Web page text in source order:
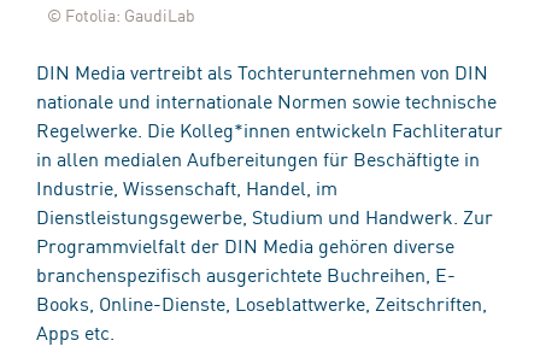
© Fotolia: GaudiLab
DIN Media vertreibt als Tochterunternehmen von DIN
nationale und internationale Normen sowie technische
Regelwerke. Die Kolleg*innen entwickeln Fachliteratur
in allen medialen Aufbereitungen für Beschäftigte in
Industrie, Wissenschaft, Handel, im
Dienstleistungsgewerbe, Studium und Handwerk. Zur
Programmvielfalt der DIN Media gehören diverse
branchenspezifisch ausgerichtete Buchreihen, E-
Books, Online-Dienste, Loseblattwerke, Zeitschriften,
Apps etc.